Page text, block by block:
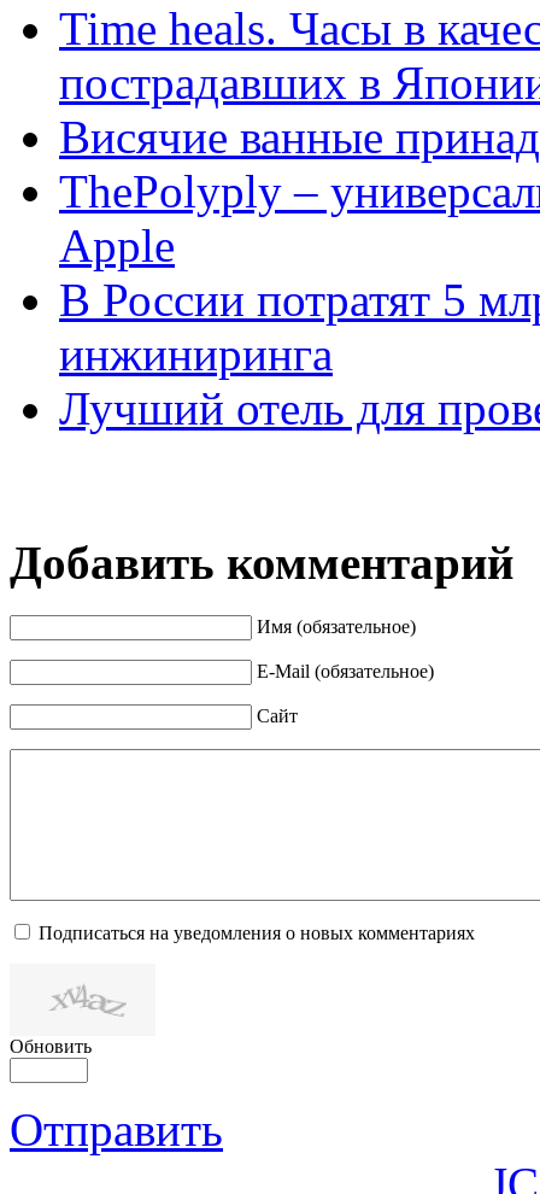
Time heals. Часы в
пострадавших в
Висячие ванные
ThePolyply –
Apple
В России потратят 5
инжиниринга
Лучший отель для
Добавить комментарий
Имя (обязательное)
E-Mail (обязательное)
Сайт
Подписаться на уведомления о новых комментариях
Обновить
Отправить